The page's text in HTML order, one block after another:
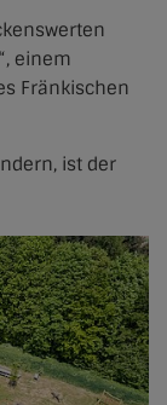
“, einem
Fränkischen
ist der